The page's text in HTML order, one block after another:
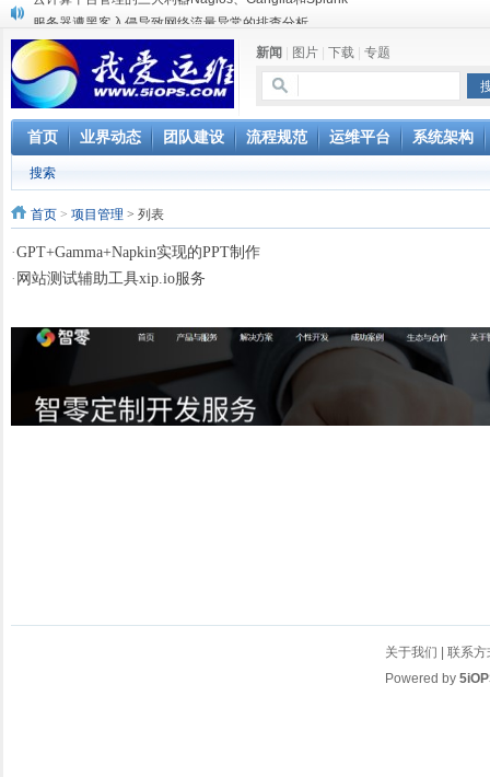
复杂网络架构导致的诡异网络问题排查分享
Percona Playback 0.3 development release
使用jmx client监控activemq
Hive查询OOM分析
浅解Facebook的服务器架构
一淘网后面的技术与架构
实现多个无线AP桥接，扩大家庭WIFI覆盖
Linux下系统或服务排障的最佳实践
云计算平台管理的三大利器Nagios、Ganglia和Splunk
新闻 图片 下载 专题
首页 业界动态 团队建设 流程规范 运维平台 系统架构
搜索
首页 > 项目管理 > 列表
·GPT+Gamma+Napkin实现的PPT制作
· 网站测试辅助工具xip.io服务
关于我们
联系方
Powered by